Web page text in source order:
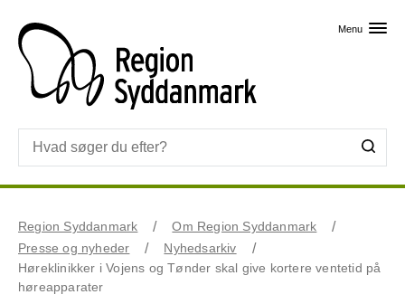
Menu
Region Syddanmark
Om Region Syddanmark
Presse og nyheder
Nyhedsarkiv
Høreklinikker i Vojens og Tønder skal give kortere ventetid på
høreapparater